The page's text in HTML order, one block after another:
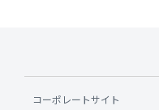
コーポレートサイト